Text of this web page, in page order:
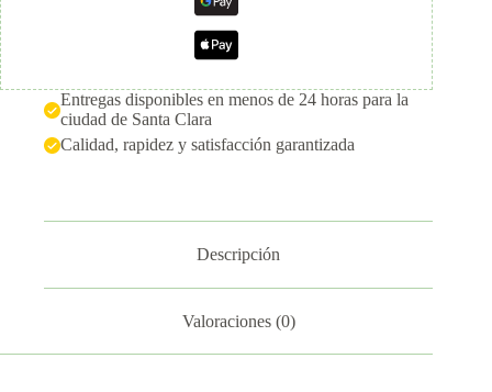
Entregas disponibles en menos de 24 horas para la
ciudad de Santa Clara
Calidad, rapidez y satisfacción garantizada
Descripción
Valoraciones (0)